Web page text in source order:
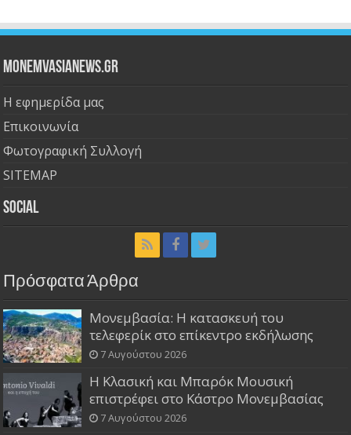
Monemvasianews.gr
Η εφημερίδα μας
Επικοινωνία
Φωτογραφική Συλλογή
SITEMAP
Social
Πρόσφατα Άρθρα
Μονεμβασία: Η κατασκευή του
τελεφερίκ στο επίκεντρο εκδήλωσης
7 Αυγούστου 2026
Η Κλασική και Μπαρόκ Μουσική
επιστρέφει στο Κάστρο Μονεμβασίας
7 Αυγούστου 2026